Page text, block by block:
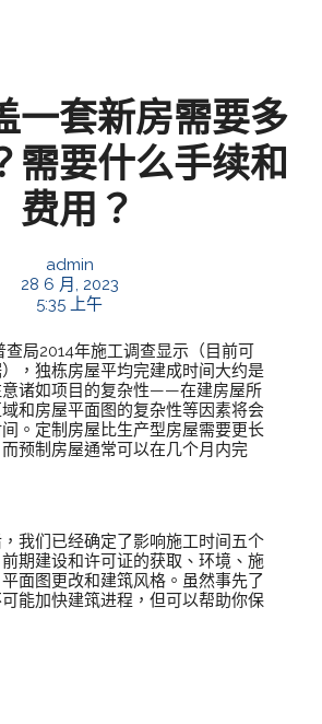
一套新房需要多
需要什么手续和
费用？
admin
28 6 月, 2023
5:35 上午
查局2014年施工调查显示（目前可
，独栋房屋平均完建成时间大约是
意诸如项目的复杂性——在建房屋所
和房屋平面图的复杂性等因素将会
。定制房屋比生产型房屋需要更长
预制房屋通常可以在几个月内完
我们已经确定了影响施工时间五个
期建设和许可证的获取、环境、施
面图更改和建筑风格。虽然事先了
能加快建筑进程，但可以帮助你保